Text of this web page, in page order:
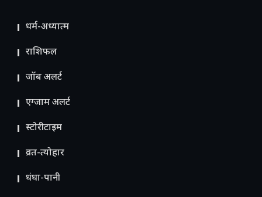
धर्म-अध्यात्म
राशिफल
जॉब अलर्ट
एग्जाम अलर्ट
स्टोरीटाइम
व्रत-त्योहार
धंधा-पानी